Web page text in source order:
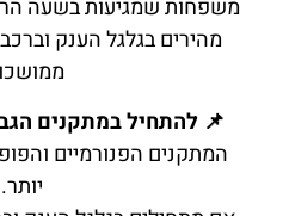
משפחות שמגיעות בשעה
מהירים בגלגל הענק
📌 להתחיל במתקנים
המתקנים הפנורמיים
יותר.